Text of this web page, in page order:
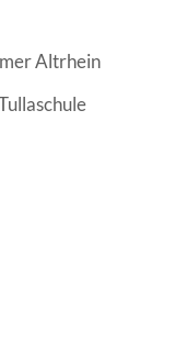
Altrhein